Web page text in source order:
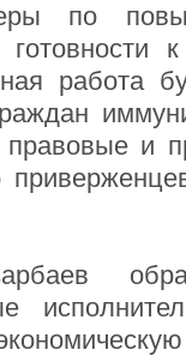
по
к
работа
и